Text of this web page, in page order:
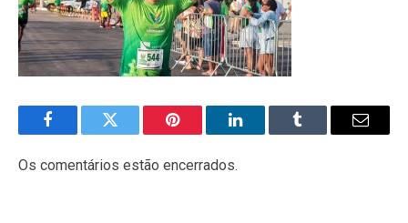
FacebookTwitter Pinterest LinkedInTumblr
E-
Os comentários estão encerrados.